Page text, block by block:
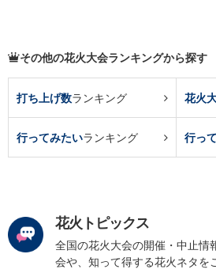
その他の花火大会ランキングから探す
打ち上げ数ランキング 花火
行ってみたいランキング 行っ
花火トピックス
全国の花火大会の開催・中止情
会や、知って得する花火ネタを